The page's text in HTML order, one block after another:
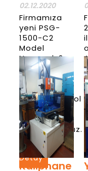
02.12.2020
Firmamıza
yeni PSG-
1500-C2
Model
Numaralı 2
Kameralı
%100 optik
hata
seçme/kontrol
makinesini
almış
bulunmaktayız.
Haber
Detay
Kalıphane